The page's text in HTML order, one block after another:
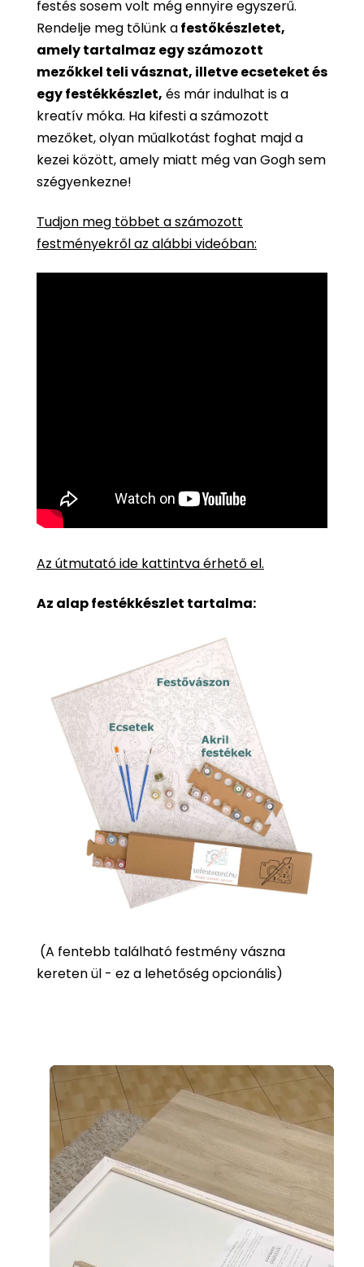
festés sosem volt még ennyire egyszerű.
Rendelje meg tőlünk afestőkészletet,
amely tartalmaz egy számozott
mezőkkel teli vásznat, illetve ecseteket és
egy festékkészlet, és már indulhat is a
kreatív móka. Ha kifesti a számozott
mezőket, olyan műalkotást foghat majd a
kezei között, amely miatt még van Gogh sem
szégyenkezne!
Tudjon meg többet a számozott
festményekről az alábbi videóban:
Az útmutató ide kattintva érhető el.
Az alap festékkészlet tartalma:
(A fentebb található festmény vászna
kereten ül - ez a lehetőség opcionális)